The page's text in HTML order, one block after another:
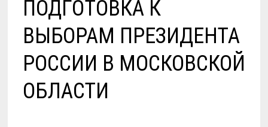
ПОДГОТОВКА К
ВЫБОРАМ ПРЕЗИДЕНТА
РОССИИ В МОСКОВСКОЙ
ОБЛАСТИ